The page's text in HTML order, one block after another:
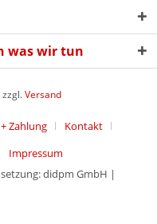
was wir tun
Versand
Zahlung
Kontakt
Impressum
didpm GmbH |